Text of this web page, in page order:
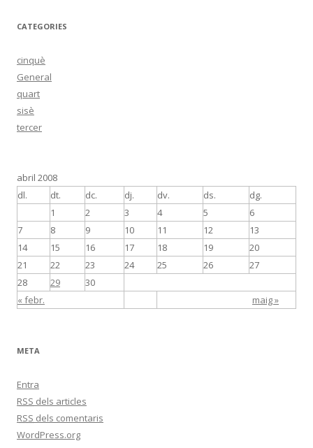
CATEGORIES
cinquè
General
quart
sisè
tercer
abril 2008
dl.
dt. dc. dj. dv. ds. dg.
« febr. maig »
1 2 3 4 5
6
7
8 9 10 11 12
13
14
15 16 17 18 19
20
21
22 23 24 25 26
27
28
29 30
META
Entra
RSS dels articles
RSS dels comentaris
WordPress.org